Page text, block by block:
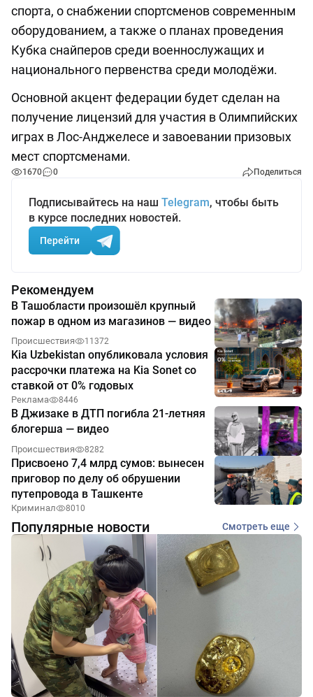
спорта, о снабжении спортсменов современным
оборудованием, а также о планах проведения
Кубка снайперов среди военнослужащих и
национального первенства среди молодёжи.
Основной акцент федерации будет сделан на
получение лицензий для участия в Олимпийских
играх в Лос-Анджелесе и завоевании призовых
мест спортсменами.
1670 0 Поделиться
Подписывайтесь на наш Telegram, чтобы быть
в курсе последних новостей.
Перейти
Рекомендуем
В Ташобласти произошёл крупный
пожар в одном из магазинов — видео
Происшествия 11372
Kia Uzbekistan опубликовала условия
рассрочки платежа на Kia Sonet со
ставкой от 0% годовых
Реклама 8446
В Джизаке в ДТП погибла 21-летняя
блогерша — видео
Происшествия 8282
Присвоено 7,4 млрд сумов: вынесен
приговор по делу об обрушении
путепровода в Ташкенте
Криминал 8010
Популярные новости Смотреть еще